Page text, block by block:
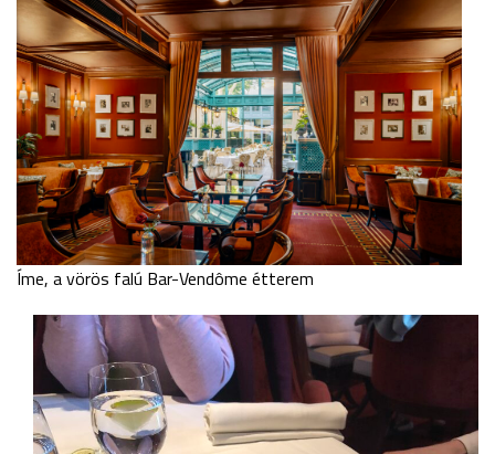
Íme, a vörös falú Bar-Vendôme étterem